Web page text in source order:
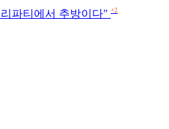
파티에서 추방이다" +2